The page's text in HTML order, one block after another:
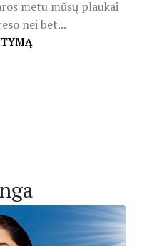
metu mūsų plaukai
nei bet...